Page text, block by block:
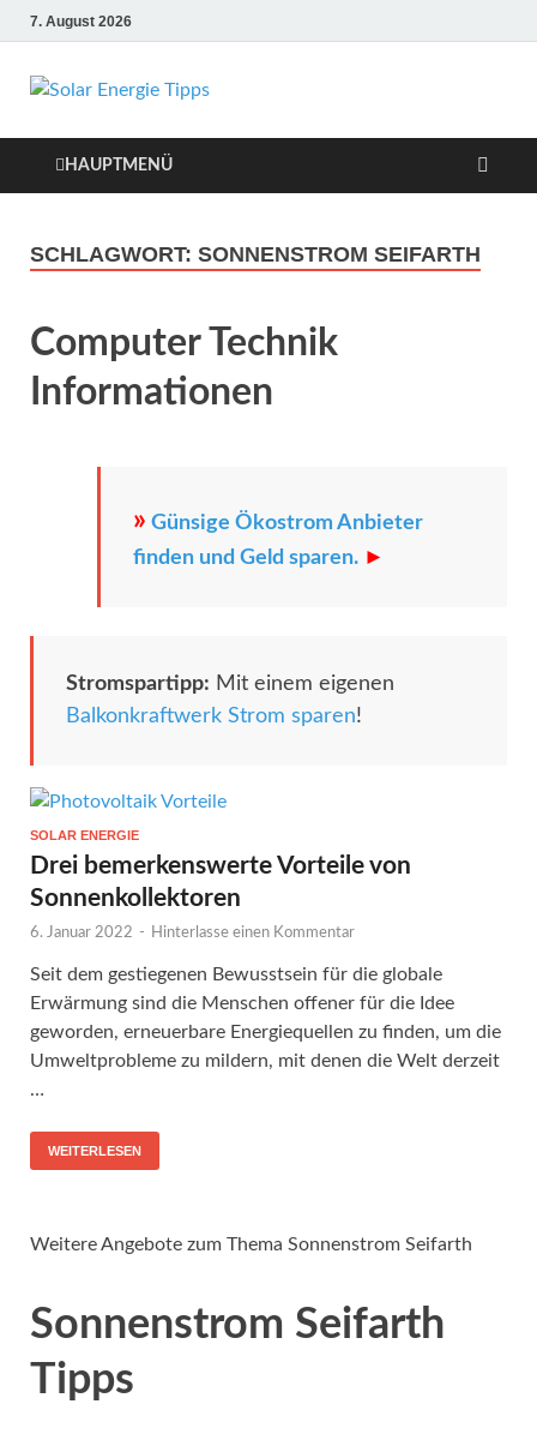
7. August 2026
Solar Energie
Tipps
Informationen und Tipps
HAUPTMENÜ
SCHLAGWORT: SONNENSTROM SEIFARTH
Computer Technik
Informationen
» Günsige Ökostrom Anbieter
finden und Geld sparen. ►
Stromspartipp: Mit einem eigenen
Balkonkraftwerk Strom sparen!
SOLAR ENERGIE
Drei bemerkenswerte Vorteile von
Sonnenkollektoren
6. Januar 2022 - Hinterlasse einen Kommentar
Seit dem gestiegenen Bewusstsein für die globale
Erwärmung sind die Menschen offener für die Idee
geworden, erneuerbare Energiequellen zu finden, um die
Umweltprobleme zu mildern, mit denen die Welt derzeit
…
WEITERLESEN
Weitere Angebote zum Thema Sonnenstrom Seifarth
Sonnenstrom Seifarth
Tipps